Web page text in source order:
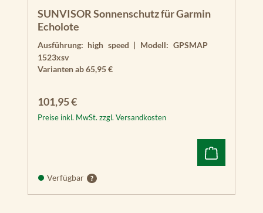
SUNVISOR Sonnenschutz für Garmin
Echolote
Ausführung: high speed | Modell: GPSMAP
1523xsv
Varianten ab65,95 €
Regulärer Preis:
101,95 €
Preise inkl. MwSt. zzgl. Versandkosten
Verfügbar